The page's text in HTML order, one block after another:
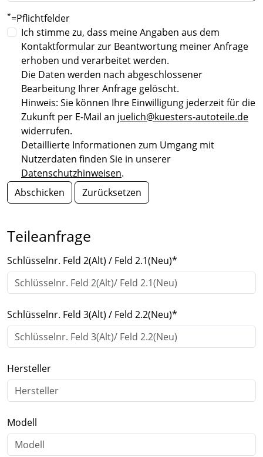
*=Pflichtfelder
Ich stimme zu, dass meine Angaben aus dem
Kontaktformular zur Beantwortung meiner Anfrage
erhoben und verarbeitet werden.
Die Daten werden nach abgeschlossener
Bearbeitung Ihrer Anfrage gelöscht.
Hinweis: Sie können Ihre Einwilligung jederzeit für die
Zukunft per E-Mail an juelich@kuesters-autoteile.de
widerrufen.
Detaillierte Informationen zum Umgang mit
Nutzerdaten finden Sie in unserer
Datenschutzhinweisen.
Abschicken
Zurücksetzen
Teileanfrage
Schlüsselnr. Feld 2(Alt) / Feld 2.1(Neu)*
Schlüsselnr. Feld 3(Alt) / Feld 2.2(Neu)*
Hersteller
Modell